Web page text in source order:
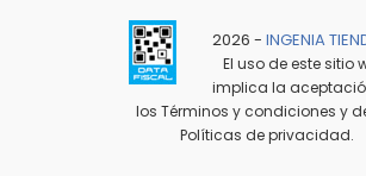
2026 - INGENIA
El uso de este sitio
implica la
losTérminos y condiciones y
Políticas de privacidad.